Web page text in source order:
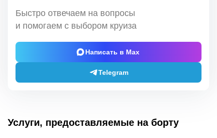
Быстро отвечаем на вопросы
и помогаем с выбором круиза
Написать в Max
Telegram
Услуги, предоставляемые на борту